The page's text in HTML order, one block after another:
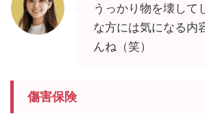
うっかり物を壊して
な方には気になる内
んね（笑）
傷害保険